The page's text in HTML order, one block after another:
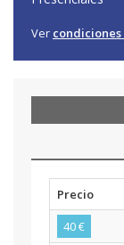
Ver condiciones
Precio
40 €